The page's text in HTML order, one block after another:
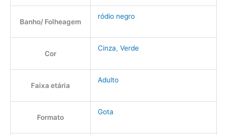
Banho/ Folheagem
ródio negro
Cor
Cinza, Verde
Faixa etária
Adulto
Formato
Gota